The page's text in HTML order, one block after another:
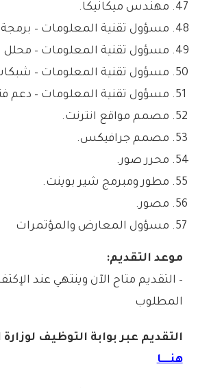
مهندس ميكانيكا.
مسؤول تقنية المعلومات –
مسؤول تقنية المعلومات –
مسؤول تقنية المعلومات –
مسؤول تقنية المعلومات – دعم
مصمم مواقع انترنت.
مصمم جرافيكس.
محرر صور.
مطور ومبرمج شير بوينت.
مصور.
مسؤول المعارض والمؤتمرات
موعد التقديم:
– التقديم متاح الآن وينتهي عند
المطلوب
التقديم عبر بوابة التوظيف
هنــــا